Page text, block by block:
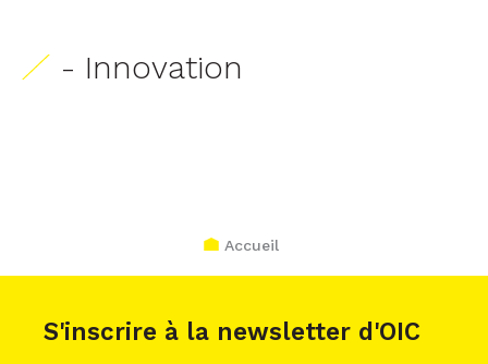
- Innovation
Accueil
S'inscrire à la newsletter d'OIC